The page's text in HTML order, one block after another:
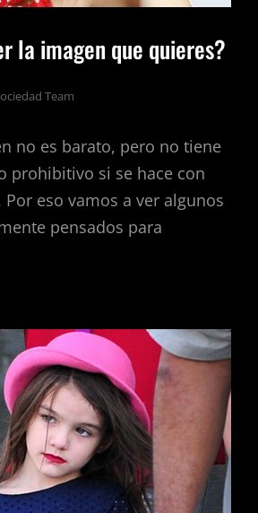
la imagen que quieres?
Team
no es barato, pero no tiene
prohibitivo si se hace con
eso vamos a ver algunos
pensados para